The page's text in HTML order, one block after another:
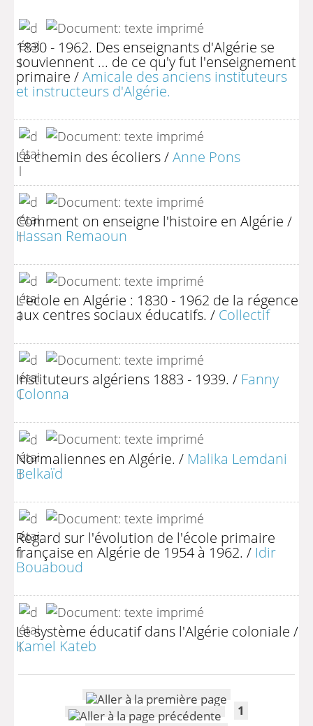
1830 - 1962. Des enseignants d'Algérie se
souviennent ... de ce qu'y fut l'enseignement
primaire /Amicale des anciens instituteurs
et instructeurs d'Algérie.
Le chemin des écoliers/Anne Pons
Comment on enseigne l'histoire en Algérie /
Hassan Remaoun
L'ecole en Algérie : 1830 - 1962 de la régence
aux centres sociaux éducatifs. / Collectif
Instituteurs algériens 1883 - 1939. / Fanny
Colonna
Normaliennes en Algérie. / Malika Lemdani
Belkaïd
Regard sur l'évolution de l'école primaire
française en Algérie de 1954 à 1962. / Idir
Bouaboud
Le système éducatif dans l'Algérie coloniale /
Kamel Kateb
1